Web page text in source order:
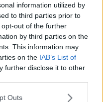
information utilized by
to third parties prior to
out of the further
by third parties on the
This information may
on the IAB’s List of
further disclose it to other
Outs
LOGIN
hast und würfle in